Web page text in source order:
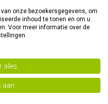
Products. Alle rechten
onze bezoekersgegevens, om
inhoud te tonen en om u
Voor meer informatie over de
alles
aan